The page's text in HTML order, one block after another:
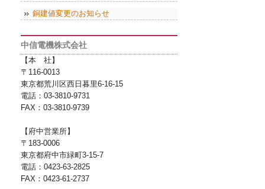
銅建値変更のお知らせ
中信電機株式会社
【本 社】
〒116-0013
東京都荒川区西日暮里6-16-15
電話：03-3810-9731
FAX：03-3810-9739
【府中営業所】
〒183-0006
東京都府中市緑町3-15-7
電話：0423-63-2825
FAX：0423-61-2737